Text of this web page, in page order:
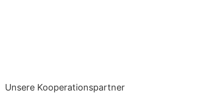
Unsere Kooperationspartner